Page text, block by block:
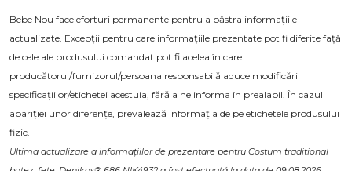
Bebe Nou face eforturi permanente pentru a păstra informațiile
actualizate. Excepții pentru care informațiile prezentate pot fi diferite față
de cele ale produsului comandat pot fi acelea în care
producătorul/furnizorul/persoana responsabilă aduce modificări
specificațiilor/etichetei acestuia, fără a ne informa în prealabil. În cazul
apariției unor diferențe, prevalează informația de pe etichetele produsului
fizic.
Ultima actualizare a informațiilor de prezentare pentru Costum traditional